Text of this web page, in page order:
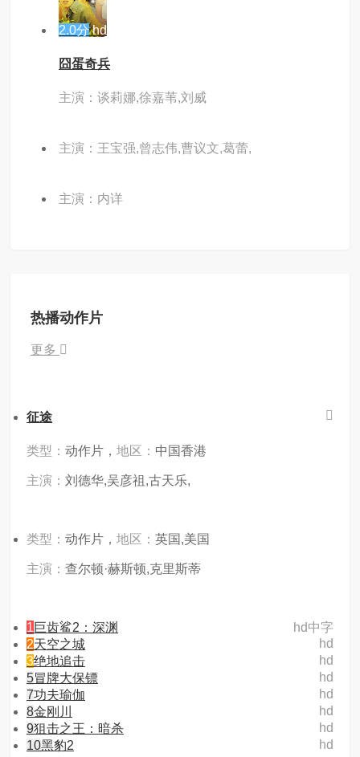
2.0分 hd
囧蛋奇兵
主演：谈莉娜,徐嘉苇,刘威
主演：王宝强,曾志伟,曹议文,葛蕾,
主演：内详
热播动作片
更多
征途
类型： 动作片， 地区： 中国香港
主演： 刘德华,吴彦祖,古天乐,
类型： 动作片， 地区： 英国,美国
主演： 查尔顿·赫斯顿,克里斯蒂
hd中字
1巨齿鲨2：深渊
hd
2天空之城
hd
3绝地追击
hd
5冒牌大保镖
hd
7功夫瑜伽
hd
8金刚川
hd
9狙击之王：暗杀
hd
10黑豹2